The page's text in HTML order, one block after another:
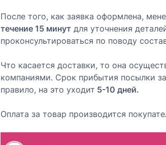
После того, как заявка оформлена,
течение 15 минут для уточнения
проконсультироваться по поводу
Что касается доставки, то она
компаниями. Срок прибытия посылки
правило, на это уходит 5-10 дней.
Оплата за товар производится